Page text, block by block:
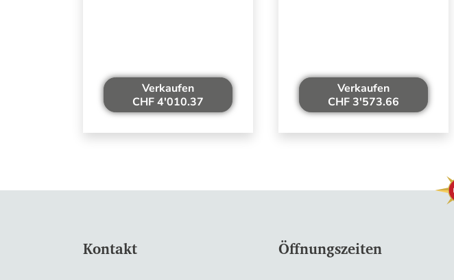
Verkaufen
CHF 4'010.37
Verkaufen
CHF 3'573.66
Kontakt Öffnungszeiten